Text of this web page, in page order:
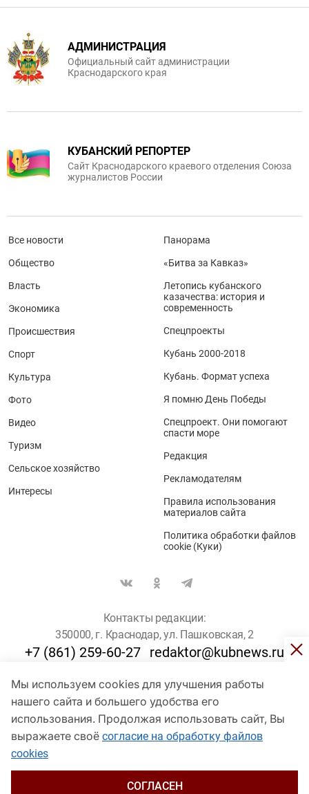
Мы используем cookies для улучшения работы
нашего сайта и большего удобства его
использования. Продолжая использовать сайт, Вы
выражаете своё согласие на обработку файлов
cookies
СОГЛАСЕН
АДМИНИСТРАЦИЯ
Официальный сайт администрации
Краснодарского края
КУБАНСКИЙ РЕПОРТЕР
Сайт Краснодарского краевого отделения Союза
журналистов России
Все новости
Общество
Власть
Экономика
Происшествия
Спорт
Культура
Фото
Видео
Туризм
Сельское хозяйство
Интересы
Панорама
«Битва за Кавказ»
Летопись кубанского
казачества: история и
современность
Спецпроекты
Кубань 2000-2018
Кубань. Формат успеха
Я помню День Победы
Спецпроект. Они помогают
спасти море
Редакция
Рекламодателям
Правила использования
материалов сайта
Политика обработки файлов
cookie (Куки)
Контакты редакции:
350000, г. Краснодар, ул. Пашковская, 2
+7 (861) 259-60-27 redaktor@kubnews.ru
Для пользователей старше 16 лет
© Кубанские Новости, 2017
Сетевое издание «kubnews» зарегистрировано Федеральной
службой по надзору в сфере связи, информационных технологий
и массовых коммуникаций (Роскомнадзор). Регистрационный
Пашковская, 2). Главный редактор – Филиппов О. Ю.